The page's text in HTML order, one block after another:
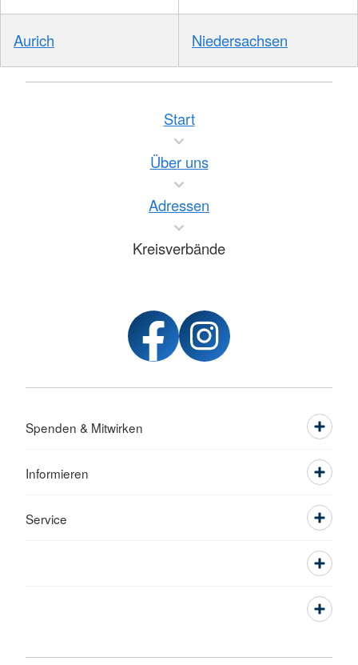
Aurich Niedersachsen
Start
Über uns
Adressen
Kreisverbände
Spenden & Mitwirken
Informieren
Service